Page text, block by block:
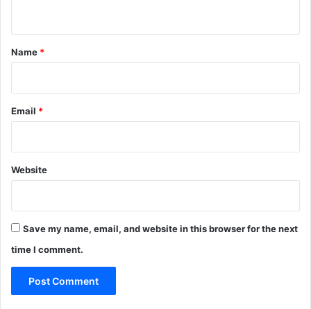
*
Name *
Email *
Website
Save my name, email, and website in this browser for the next
time I comment.